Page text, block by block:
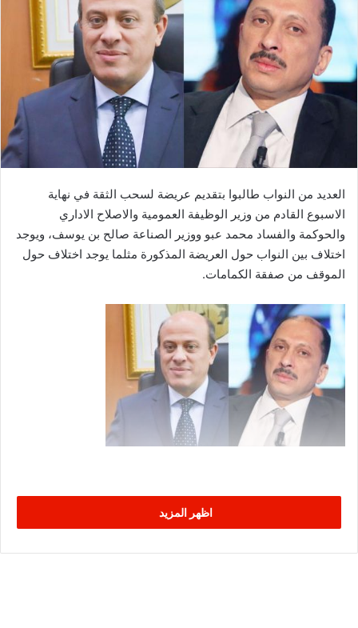
العديد من النواب طالبوا بتقديم عريضة لسحب الثقة في نهاية
الاسبوع القادم من وزير الوظيفة العمومية والاصلاح الاداري
والحوكمة والفساد محمد عبو ووزير الصناعة صالح بن يوسف، ويوجد
اختلاف بين النواب حول العريضة المذكورة مثلما يوجد اختلاف حول
الموقف من صفقة الكمامات.
اظهر المزيد